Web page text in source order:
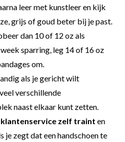
leer met kunstleer en kijk
grijs of goud beter bij je past.
dan 10 of 12 oz als
sparring, leg 14 of 16 oz
om.
als je gericht wilt
verschillende
naast elkaar kunt zetten.
klantenservice zelf traint en
je zegt dat een handschoen te